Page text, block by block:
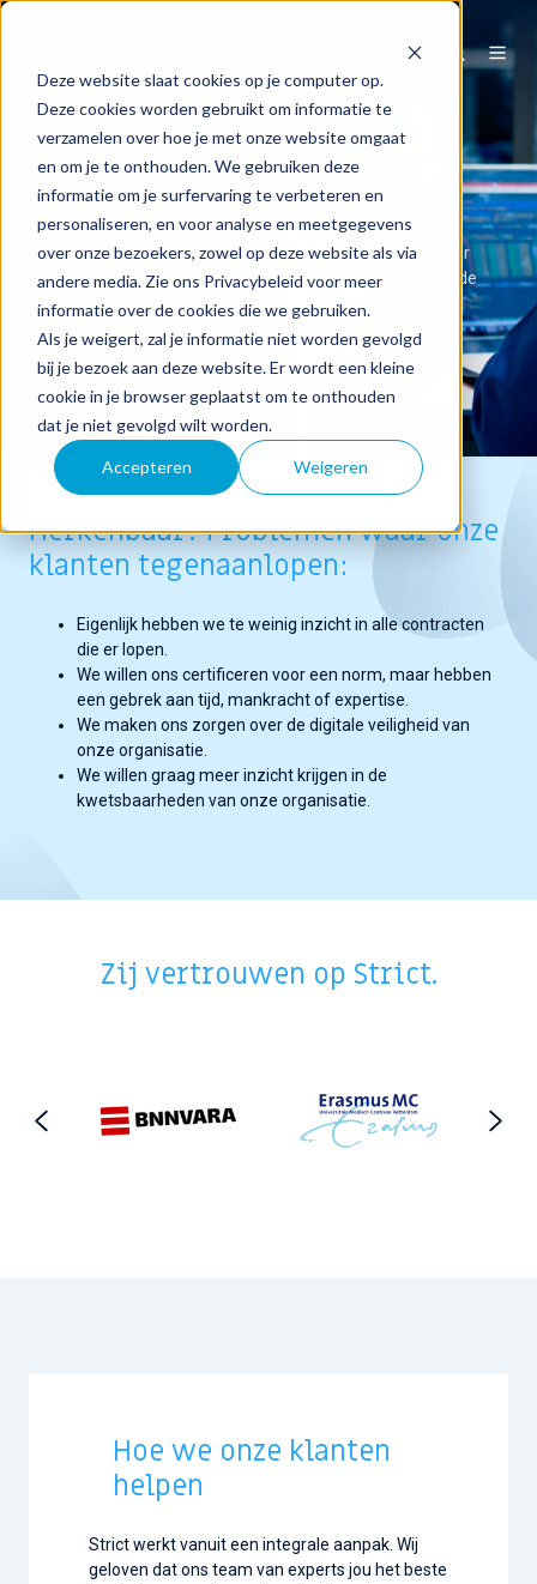
Deze website slaat cookies op je computer op.
Deze cookies worden gebruikt om informatie te
verzamelen over hoe je met onze website omgaat
en om je te onthouden. We gebruiken deze
informatie om je surfervaring te verbeteren en
personaliseren, en voor analyse en meetgegevens
over onze bezoekers, zowel op deze website als via
andere media. Zie ons Privacybeleid voor meer
informatie over de cookies die we gebruiken.
Als je weigert, zal je informatie niet worden gevolgd
bij je bezoek aan deze website. Er wordt een kleine
cookie in je browser geplaatst om te onthouden
dat je niet gevolgd wilt worden.
Accepteren Weigeren
Privacy & Security
Een tijdperk van toenemende connectiviteit, interactie en
digitalisering, brengt ook een groter risico met zich mee. Er
liggen kansen voor organisaties die hun continuïteit op orde
hebben en ook tijdens deze gebeurtenissen hun
Herkenbaar? Problemen waar onze
klanten tegenaanlopen:
Eigenlijk hebben we te weinig inzicht in alle contracten
die er lopen.
We willen ons certificeren voor een norm, maar hebben
een gebrek aan tijd, mankracht of expertise.
We maken ons zorgen over de digitale veiligheid van
onze organisatie.
We willen graag meer inzicht krijgen in de
kwetsbaarheden van onze organisatie.
Zij vertrouwen op Strict.
Hoe we onze klanten
helpen
Strictwerkt vanuit een integrale aanpak. Wij
geloven dat ons team van experts jou het beste